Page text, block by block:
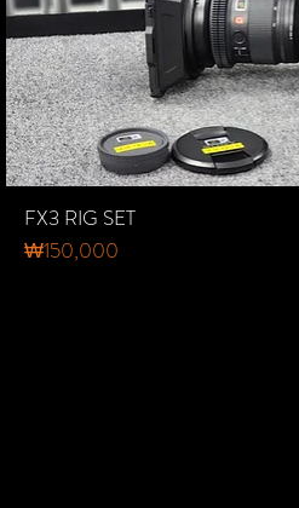
FX3 RIG SET
가격
₩150,000